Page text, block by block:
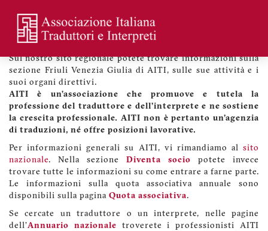
main
content
profilo
utente
Benvenuti sul sito di AITI Friuli Venezia Giulia
Sul nostro sito regionale potete trovare informazioni sulla
sezione Friuli Venezia Giulia di AITI, sulle sue attività e i
suoi organi direttivi.
AITI è un’associazione che promuove e tutela la
professione del traduttore e dell'interprete e ne sostiene
la crescita professionale. AITI non è pertanto un'agenzia
di traduzioni, né offre posizioni lavorative.
Per informazioni generali su AITI, vi rimandiamo al sito
nazionale. Nella sezione Diventa socio potete invece
trovare tutte le informazioni su come entrare a farne parte.
Le informazioni sulla quota associativa annuale sono
disponibili sulla pagina Quota associativa.
Se cercate un traduttore o un interprete, nelle pagine
dell'Annuario nazionale troverete i professionisti AITI